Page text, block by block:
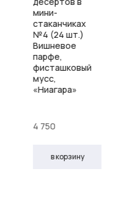
мини-
стаканчиках
№4 (24 шт.)
Вишневое
парфе,
фисташковый
мусс,
«Ниагара»
4 750
в корзину